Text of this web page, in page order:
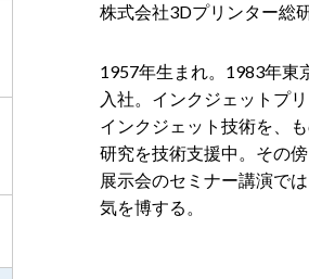
株式会社3Dプリンター総
1957年生まれ。1983年東
入社。インクジェットプ
インクジェット技術を、
研究を技術支援中。その
展示会のセミナー講演で
気を博する。